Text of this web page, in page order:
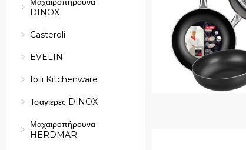
DINOX
Casteroli
EVELIN
Ibili Kitchenware
Τσαγιέρες DINOX
Μαχαιροπήρουνα
HERDMAR